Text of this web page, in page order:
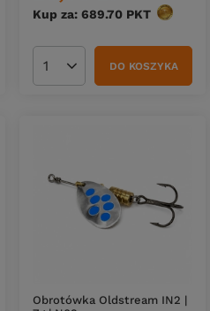
Kup za: 689.70 PKT punktów
Ilość produktówDO KOSZYKA
Obrotówka Oldstream IN2 |